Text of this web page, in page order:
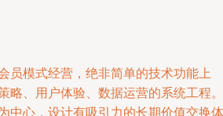
员模式经营，绝非简单的技术功能上
略、用户体验、数据运营的系统工程。
中心，设计有吸引力的长期价值交换体